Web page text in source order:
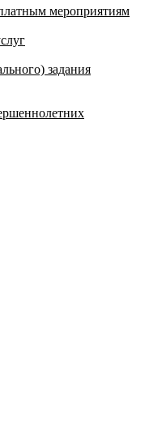
мероприятиям
задания